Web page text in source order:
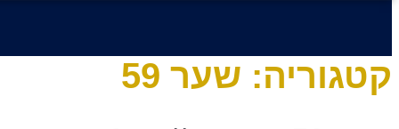
קטגוריה: שער 59